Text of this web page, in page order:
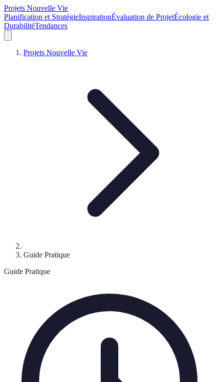
Projets Nouvelle Vie
Planification et StratégieInspirationÉvaluation de ProjetÉcologie et
DurabilitéTendances
Projets Nouvelle Vie
Guide Pratique
Guide Pratique